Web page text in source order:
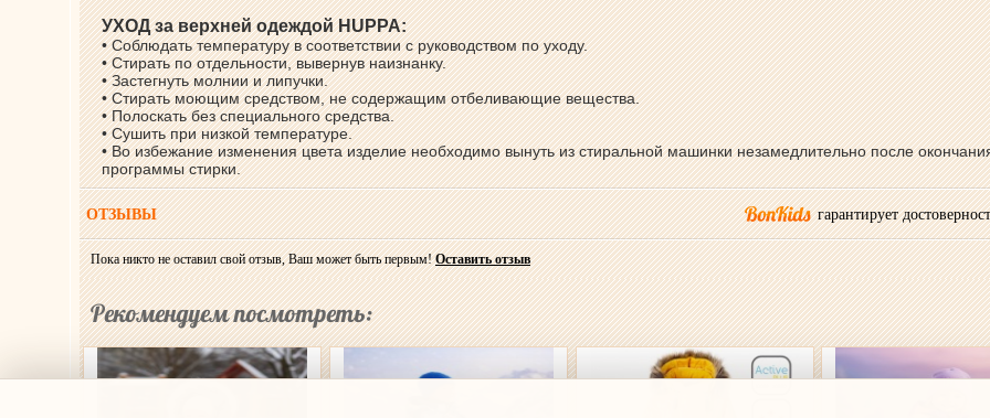
УХОД за верхней одеждой HUPPA:
• Соблюдать температуру в соответствии с руководством по уходу.
• Стирать по отдельности, вывернув наизнанку.
• Застегнуть молнии и липучки.
• Стирать моющим средством, не содержащим отбеливающие вещества.
• Полоскать без специального средства.
• Сушить при низкой температуре.
• Во избежание изменения цвета изделие необходимо вынуть из стиральной машинки незамедлительно после
программы стирки.
ОТЗЫВЫ гарантирует
Пока никто не оставил свой отзыв, Ваш может быть первым!Оставить отзыв
Рекомендуем посмотреть: